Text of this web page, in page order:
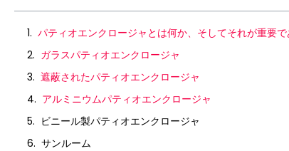
パティオエンクロージャとは何か、そしてそれが重要
ガラスパティオエンクロージャ
遮蔽されたパティオエンクロージャ
アルミニウムパティオエンクロージャ
ビニール製パティオエンクロージャ
サンルーム